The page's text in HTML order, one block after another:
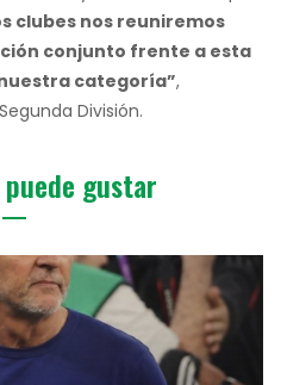
clubes nos reuniremos
conjunto frente a esta
categoría”,
División.
gustar